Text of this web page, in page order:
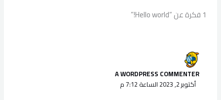
1 فكرة عن “Hello world!”
A WORDPRESS COMMENTER
أكتوبر 2, 2023 الساعة 7:12 م